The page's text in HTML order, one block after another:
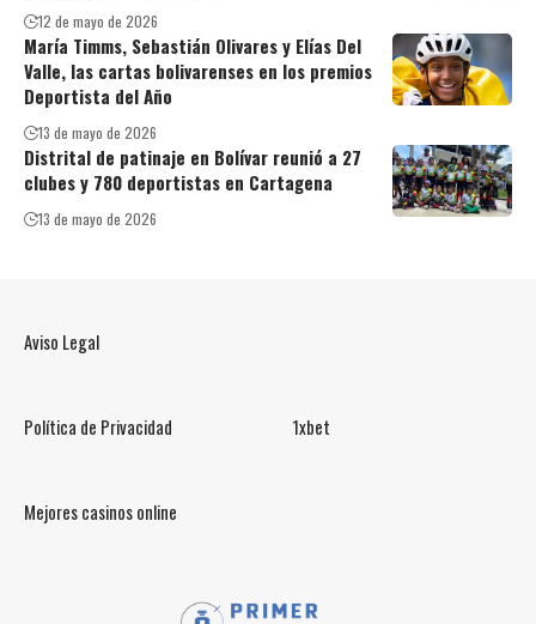
12 de mayo de 2026
María Timms, Sebastián Olivares y Elías Del
Valle, las cartas bolivarenses en los premios
Deportista del Año
13 de mayo de 2026
Distrital de patinaje en Bolívar reunió a 27
clubes y 780 deportistas en Cartagena
13 de mayo de 2026
Aviso Legal
Política de Privacidad 1xbet
Mejores casinos online